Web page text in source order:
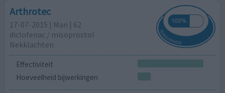
Arthrotec
17-07-2015 | Man | 62
diclofenac / misoprostol
Nekklachten
Effectiviteit
Hoeveelheid bijwerkingen